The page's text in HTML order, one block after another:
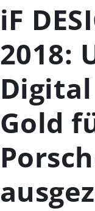
iF
2018:
Gold